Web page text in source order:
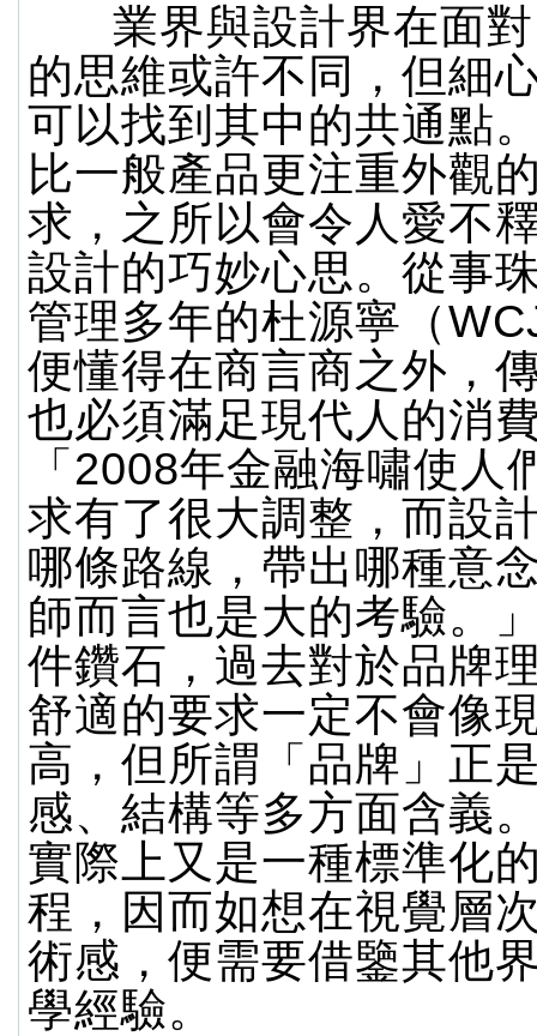
業界與設計界在面
的思維或許不同，但細
可以找到其中的共通點
比一般產品更注重外觀
求，之所以會令人愛不
設計的巧妙心思。從事
管理多年的杜源寧（
便懂得在商言商之外，
也必須滿足現代人的消
「2008年金融海嘯使人
求有了很大調整，而設
哪條路線，帶出哪種意
師而言也是大的考驗。
件鑽石，過去對於品牌
舒適的要求一定不會像
高，但所謂「品牌」正
感、結構等多方面含義
實際上又是一種標準化
程，因而如想在視覺層
術感，便需要借鑒其他
學經驗。